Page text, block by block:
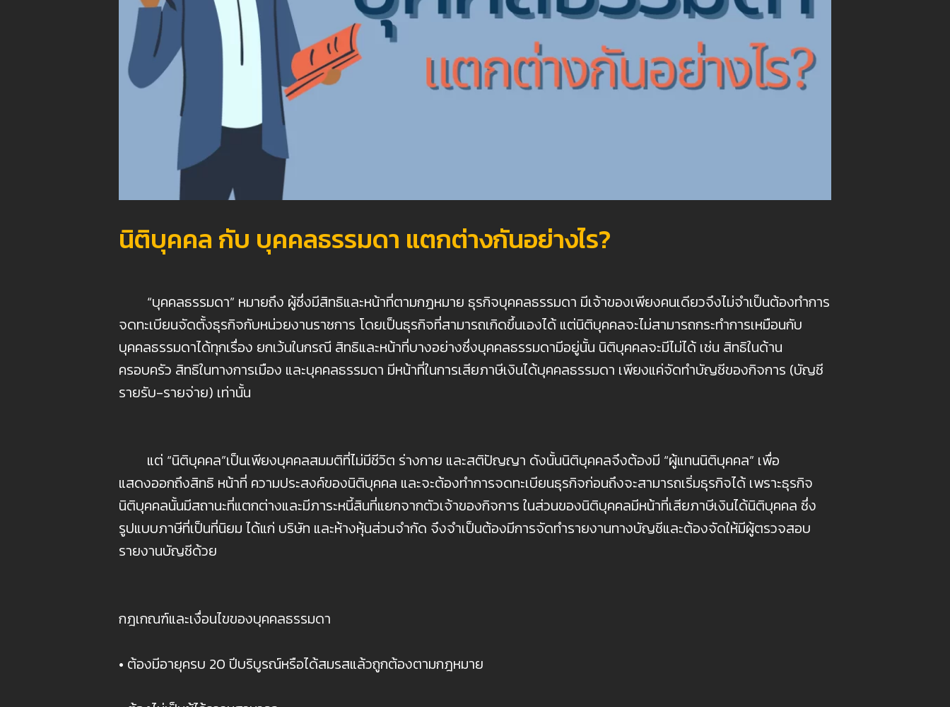
นิติบุคคล กับ บุคคลธรรมดา แตกต่างกันอย่างไร?
“บุคคลธรรมดา” หมายถึง ผู้ซึ่งมีสิทธิและหน้าที่ตามกฎหมาย ธุรกิจบุคคลธรรมดา มีเจ้าของเพียงคนเดียวจึงไม่จำเป็นต้องทำการ
จดทะเบียนจัดตั้งธุรกิจกับหน่วยงานราชการ โดยเป็นธุรกิจที่สามารถเกิดขึ้นเองได้ แต่นิติบุคคลจะไม่สามารถกระทำการเหมือนกับ
บุคคลธรรมดาได้ทุกเรื่อง ยกเว้นในกรณี สิทธิและหน้าที่บางอย่างซึ่งบุคคลธรรมดามีอยู่นั้น นิติบุคคลจะมีไม่ได้ เช่น สิทธิในด้าน
ครอบครัว สิทธิในทางการเมือง และบุคคลธรรมดา มีหน้าที่ในการเสียภาษีเงินได้บุคคลธรรมดา เพียงแค่จัดทำบัญชีของกิจการ (บัญชี
รายรับ-รายจ่าย) เท่านั้น
แต่ “นิติบุคคล”เป็นเพียงบุคคลสมมติที่ไม่มีชีวิต ร่างกาย และสติปัญญา ดังนั้นนิติบุคคลจึงต้องมี “ผู้แทนนิติบุคคล” เพื่อ
แสดงออกถึงสิทธิ หน้าที่ ความประสงค์ของนิติบุคคล และจะต้องทำการจดทะเบียนธุรกิจก่อนถึงจะสามารถเริ่มธุรกิจได้ เพราะธุรกิจ
นิติบุคคลนั้นมีสถานะที่แตกต่างและมีภาระหนี้สินที่แยกจากตัวเจ้าของกิจการ ในส่วนของนิติบุคคลมีหน้าที่เสียภาษีเงินได้นิติบุคคล ซึ่ง
รูปแบบภาษีที่เป็นที่นิยม ได้แก่ บริษัท และห้างหุ้นส่วนจำกัด จึงจำเป็นต้องมีการจัดทำรายงานทางบัญชีและต้องจัดให้มีผู้ตรวจสอบ
รายงานบัญชีด้วย
กฎเกณฑ์และเงื่อนไขของบุคคลธรรมดา
• ต้องมีอายุครบ 20 ปีบริบูรณ์หรือได้สมรสแล้วถูกต้องตามกฎหมาย